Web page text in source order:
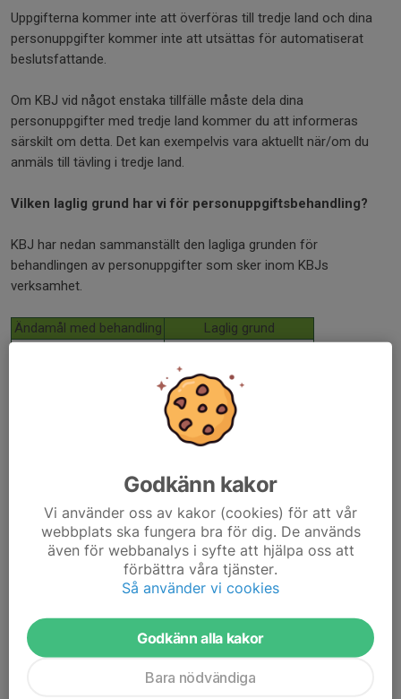
Uppgifterna kommer inte att överföras till tredje land och dina
personuppgifter kommer inte att utsättas för automatiserat
beslutsfattande.
Om KBJ vid något enstaka tillfälle måste dela dina
personuppgifter med tredje land kommer du att informeras
särskilt om detta. Det kan exempelvis vara aktuellt när/om du
anmäls till tävling i tredje land.
Vilken laglig grund har vi för personuppgiftsbehandling?
KBJ har nedan sammanställt den lagliga grunden för
behandlingen av personuppgifter som sker inom KBJs
verksamhet.
Ändamål med behandling
Laglig grund
Ansökan om bidrag
Rättslig förpliktelse
Sammanställning av
statistik och uppföljning
Allmänt intresse
Utbildningar arrangerade
Allmänt intresse vid
utbildning, annars
samtycke
Intresseavvägning
Intresseavvägning
Godkänn kakor
Vi använder oss av kakor (cookies) för att vår
webbplats ska fungera bra för dig. De används
även för webbanalys i syfte att hjälpa oss att
förbättra våra tjänster.
Så använder vi cookies
Godkänn alla kakor
Bara nödvändiga